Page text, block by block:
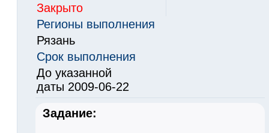
Закрыто
Регионы выполнения
Рязань
Срок выполнения
До указанной
даты 2009-06-22
Задание: